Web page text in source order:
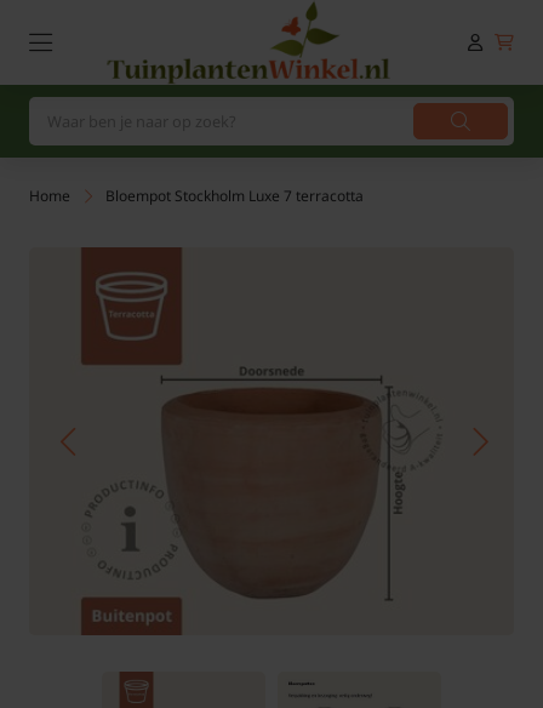
Home Bloempot Stockholm Luxe 7 terracotta